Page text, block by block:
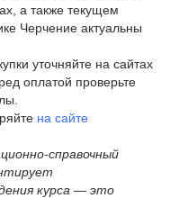
а также текущем
Черчение актуальны
уточняйте на сайтах
оплатой проверьте
на сайте
справочный
курса — это